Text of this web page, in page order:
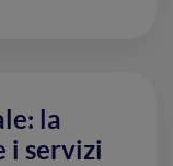
la
i servizi